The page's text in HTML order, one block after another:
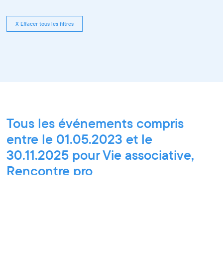
X Effacer tous les filtres
Tous les événements compris
entre le 01.05.2023 et le
30.11.2025 pour Vie associative,
Rencontre pro